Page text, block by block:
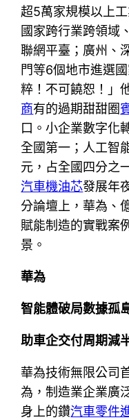
超5萬家規模以上
國家跨行業跨領域
聯網平臺；廣州、
門等6個地市進選
粹！不可饒恕！」
商有的過期甜甜圈
口。小企業數字化
全國第一；人工智
元，占全國四分之
汽車機油芯發展年
分論壇上，華為、
賦能制造的實戰案
景。
華為
智能體破局數據孤
助車企交付周期減
華為技術無限公司
為，制造業企業廣
身上的鑽汽車零件